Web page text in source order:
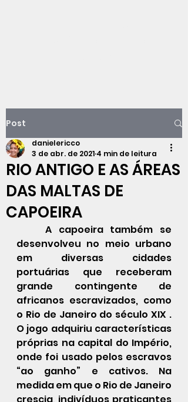
Post
RIO ANTIGO E AS ÁREAS
DAS MALTAS DE
CAPOEIRA
danielericco
3 de abr. de 2021 4 min de leitura
desenvolveu no meio urbano
em diversas cidades
portuárias que receberam
grande contingente de
africanos escravizados, como
o Rio de Janeiro do século XIX .
O jogo adquiriu características
próprias na capital do Império,
onde foi usado pelos escravos
“ao ganho” e cativos. Na
medida em que o Rio de Janeiro